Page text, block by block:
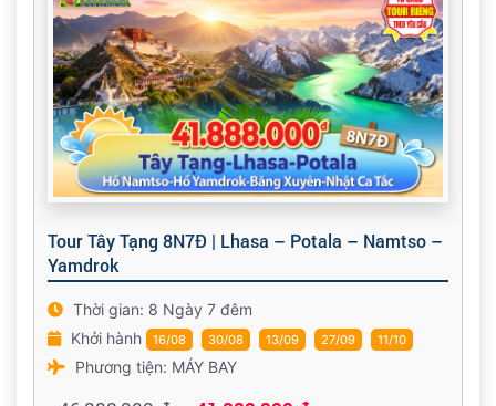
Tour Tây Tạng 8N7Đ | Lhasa – Potala – Namtso –
Yamdrok
Thời gian: 8 Ngày 7 đêm
Khởi hành
16/08 30/08 13/09 27/09 11/10
Phương tiện: MÁY BAY